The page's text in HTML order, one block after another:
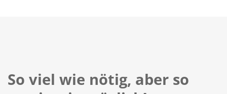
So viel wie nötig, aber so